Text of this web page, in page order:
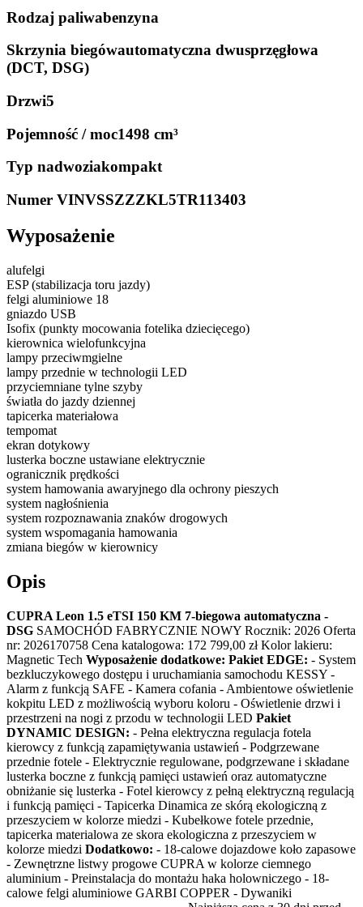
Rodzaj paliwabenzyna
Skrzynia biegówautomatyczna dwusprzęgłowa
(DCT, DSG)
Drzwi5
Pojemność / moc1498 cm³
Typ nadwoziakompakt
Numer VINVSSZZZKL5TR113403
Wyposażenie
alufelgi
ESP (stabilizacja toru jazdy)
felgi aluminiowe 18
gniazdo USB
Isofix (punkty mocowania fotelika dziecięcego)
kierownica wielofunkcyjna
lampy przeciwmgielne
lampy przednie w technologii LED
przyciemniane tylne szyby
światła do jazdy dziennej
tapicerka materiałowa
tempomat
ekran dotykowy
lusterka boczne ustawiane elektrycznie
ogranicznik prędkości
system hamowania awaryjnego dla ochrony pieszych
system nagłośnienia
system rozpoznawania znaków drogowych
system wspomagania hamowania
zmiana biegów w kierownicy
Opis
CUPRA Leon 1.5 eTSI 150 KM 7-biegowa automatyczna -
DSG SAMOCHÓD FABRYCZNIE NOWY Rocznik: 2026 Oferta
nr: 2026170758 Cena katalogowa: 172 799,00 zł Kolor lakieru:
Magnetic Tech Wyposażenie dodatkowe: Pakiet EDGE: - System
bezkluczykowego dostępu i uruchamiania samochodu KESSY -
Alarm z funkcją SAFE - Kamera cofania - Ambientowe oświetlenie
kokpitu LED z możliwością wyboru koloru - Oświetlenie drzwi i
przestrzeni na nogi z przodu w technologii LED Pakiet
DYNAMIC DESIGN: - Pełna elektryczna regulacja fotela
kierowcy z funkcją zapamiętywania ustawień - Podgrzewane
przednie fotele - Elektrycznie regulowane, podgrzewane i składane
lusterka boczne z funkcją pamięci ustawień oraz automatyczne
obniżanie się lusterka - Fotel kierowcy z pełną elektryczną regulacją
i funkcją pamięci - Tapicerka Dinamica ze skórą ekologiczną z
przeszyciem w kolorze miedzi - Kubełkowe fotele przednie,
tapicerka materialowa ze skora ekologiczna z przeszyciem w
kolorze miedzi Dodatkowo: - 18-calowe dojazdowe koło zapasowe
- Zewnętrzne listwy progowe CUPRA w kolorze ciemnego
aluminium - Preinstalacja do montażu haka holowniczego - 18-
calowe felgi aluminiowe GARBI COPPER - Dywaniki